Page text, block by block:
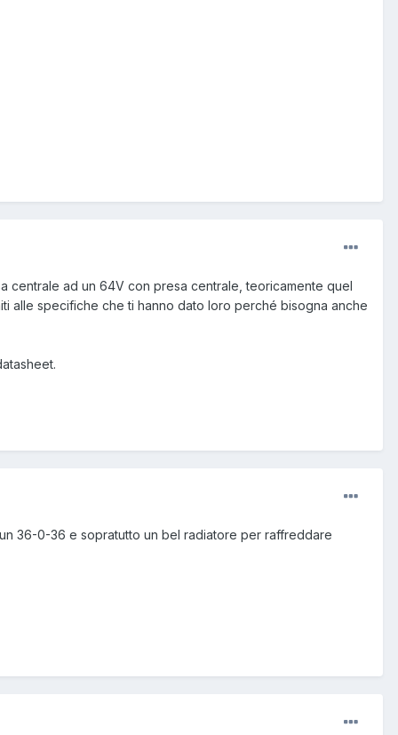
centrale ad un 64V con presa centrale, teoricamente quel
alle specifiche che ti hanno dato loro perché bisogna anche
36-0-36 e sopratutto un bel radiatore per raffreddare